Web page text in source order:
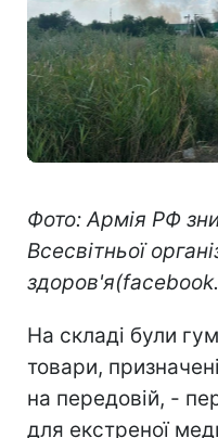
Фото: Армія РФ
Всесвітньої
На складі були
товари,
на передовій, -
для екстреної